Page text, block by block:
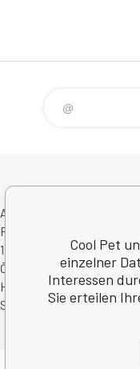
Avitex,s.r.o.
Rybná 716/24
11000 Praha 1
Česká Republika
Handelsregister Nr.:
Steuernum.: CZ60745291
Cool Pet
einzelner
Interessen
Sie erteilen